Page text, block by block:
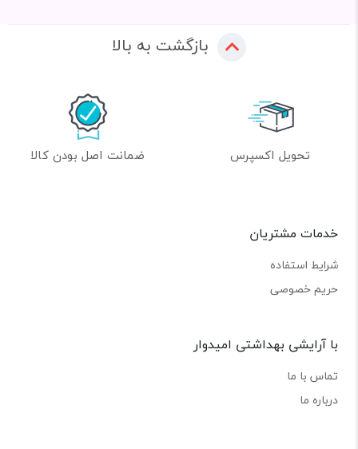
بازگشت به بالا
تحویل اکسپرس ضمانت اصل بودن کالا
خدمات مشتریان
شرایط استفاده
حریم خصوصی
با آرایشی بهداشتی امیدوار
تماس با ما
درباره ما